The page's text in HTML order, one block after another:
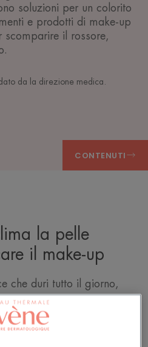
soluzioni per un colorito
e prodotti di make-up
il rossore,
da la direzione medica
CONTENUTI
la pelle
il make-up
che duri tutto il giorno,
skincare adatta al tuo
facile e uniforme,